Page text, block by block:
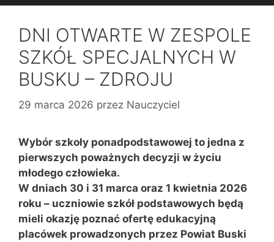
DNI OTWARTE W ZESPOLE
SZKÓŁ SPECJALNYCH W
BUSKU – ZDROJU
29 marca 2026 przez Nauczyciel
Wybór szkoły ponadpodstawowej to jedna z
pierwszych poważnych decyzji w życiu
młodego człowieka.
W dniach 30 i 31 marca oraz 1 kwietnia 2026
roku – uczniowie szkół podstawowych będą
mieli okazję poznać ofertę edukacyjną
placówek prowadzonych przez Powiat Buski